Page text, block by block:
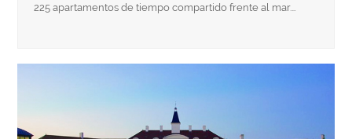
225 apartamentos de tiempo compartido frente al mar.…